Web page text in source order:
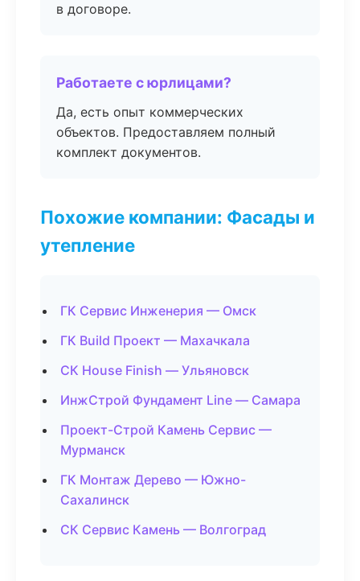
в договоре.
Работаете с юрлицами?
Да, есть опыт коммерческих
объектов. Предоставляем полный
комплект документов.
Похожие компании: Фасады и
утепление
ГК Сервис Инженерия — Омск
ГК Build Проект — Махачкала
СК House Finish — Ульяновск
ИнжСтрой Фундамент Line — Самара
Проект-Строй Камень Сервис —
Мурманск
ГК Монтаж Дерево — Южно-
Сахалинск
СК Сервис Камень — Волгоград